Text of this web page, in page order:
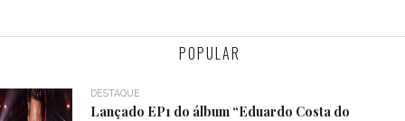
POPULAR
DESTAQUE
Lançado EP1 do álbum “Eduardo Costa do